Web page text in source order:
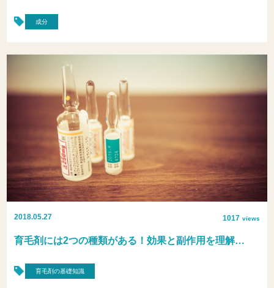
成分
2018.05.27 1017 views
育毛剤には2つの種類がある！効果と副作用を理解…
育毛剤の基礎知識